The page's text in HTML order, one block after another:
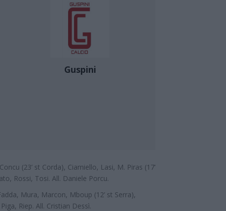
Guspini
(23’ st Corda), Ciarniello, Lasi, M. Piras (17’
Rossi, Tosi. All. Daniele Porcu.
Mura, Marcon, Mboup (12’ st Serra),
Riep. All. Cristian Dessì.